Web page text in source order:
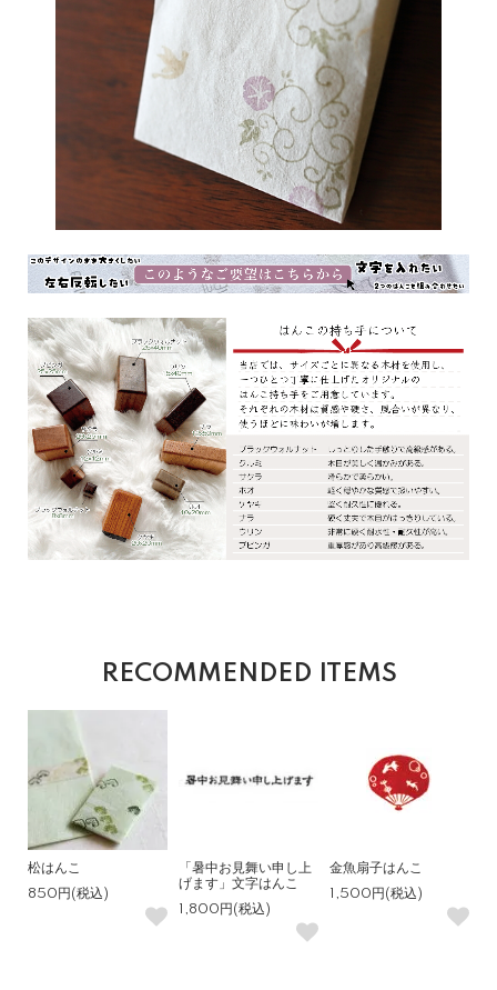
RECOMMENDED ITEMS
松はんこ
850円(税込)
「暑中お見舞い申し上
げます」文字はんこ
1,800円(税込)
金魚扇子はんこ
1,500円(税込)